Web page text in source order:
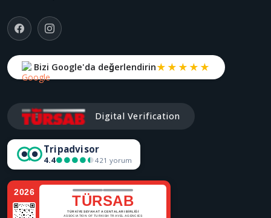
Bizi Google'da değerlendirin★★★★★
Digital Verification
Tripadvisor
4.4●●●●●
●●●●●421 yorum
2026
TÜRSAB
TÜRKİYE SEYAHAT ACENTALARI BİRLİĞİ
ASSOCIATION OF TURKISH TRAVEL AGENCIES